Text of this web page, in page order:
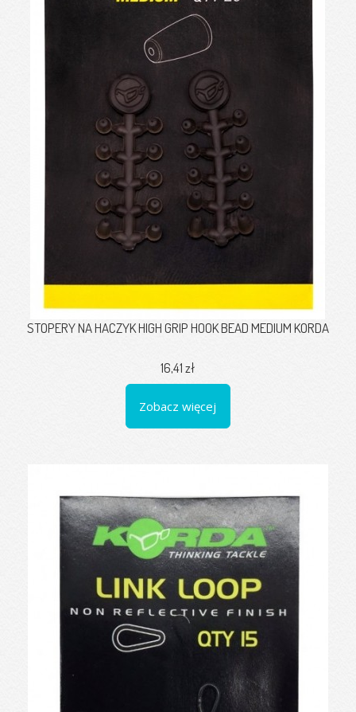
STOPERY NA HACZYK HIGH GRIP HOOK BEAD MEDIUM KORDA
16,41 zł
Zobacz więcej